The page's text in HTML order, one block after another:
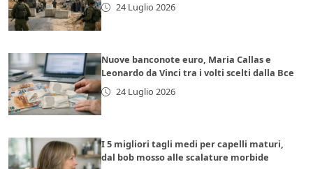
24 Luglio 2026
Nuove banconote euro, Maria Callas e
Leonardo da Vinci tra i volti scelti dalla Bce
24 Luglio 2026
I 5 migliori tagli medi per capelli maturi,
dal bob mosso alle scalature morbide